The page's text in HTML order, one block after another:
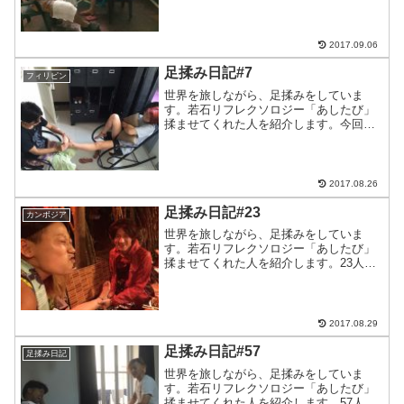
2017.09.06
フィリピン 足揉み日記#7
世界を旅しながら、足揉みをしていま
す。若石リフレクソロジー「あしたび」
揉ませてくれた人を紹介します。今回は
ャン。初の外国人の足を揉ま... 2017.08.26
カンボジア 足揉み日記#23
世界を旅しながら、足揉みをしていま
す。若石リフレクソロジー「あしたび」
揉ませてくれた人を紹介します。23人目
2017.08.29
足揉み日記 足揉み日記#57
世界を旅しながら、足揉みをしていま
す。若石リフレクソロジー「あしたび」